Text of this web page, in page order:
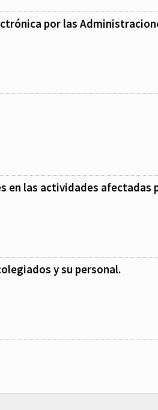
por las
las actividades afectadas
y su personal.